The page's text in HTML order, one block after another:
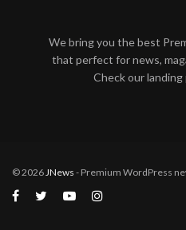
We bring you the best
that perfect for news,
Check our
© 2026JNews - Premium WordPress